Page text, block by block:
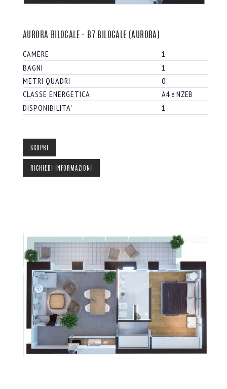
AURORA BILOCALE - B7 BILOCALE (AURORA)
CAMERE
1
BAGNI
1
METRI QUADRI
0
CLASSE ENERGETICA
A4 e NZEB
DISPONIBILITA'
1
SCOPRI
RICHIEDI INFORMAZIONI